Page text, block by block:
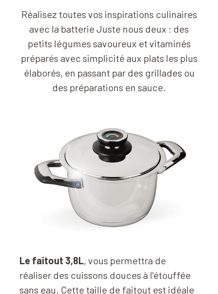
Réalisez toutes vos inspirations culinaires
avec la batterie Juste nous deux : des
petits légumes savoureux et vitaminés
préparés avec simplicité aux plats les plus
élaborés, en passant par des grillades ou
des préparations en sauce.
Le faitout 3,8L, vous permettra de
réaliser des cuissons douces à l'étouffée
sans eau. Cette taille de faitout est idéale